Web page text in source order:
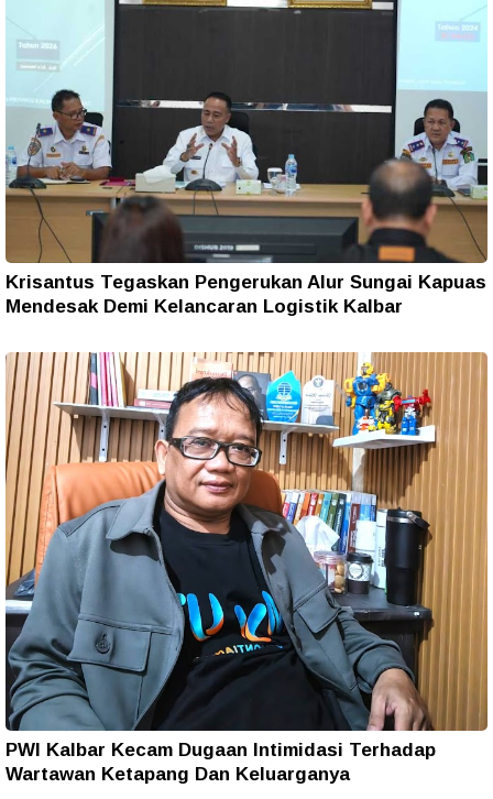
Krisantus Tegaskan Pengerukan Alur Sungai Kapuas
Mendesak Demi Kelancaran Logistik Kalbar
PWI Kalbar Kecam Dugaan Intimidasi Terhadap
Wartawan Ketapang Dan Keluarganya